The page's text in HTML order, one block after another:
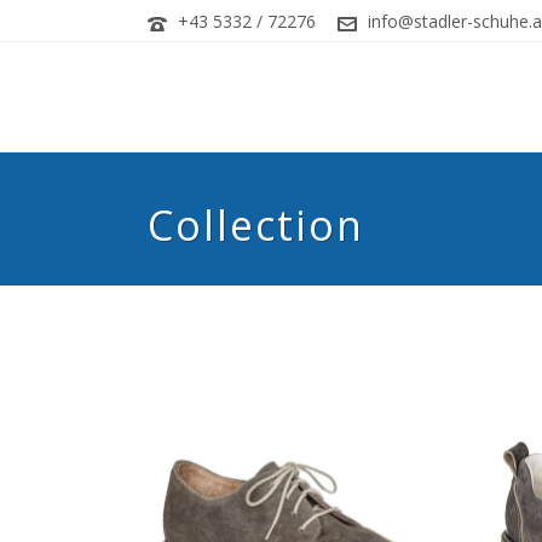
+43 5332 / 72276 info@stadler-
Collection